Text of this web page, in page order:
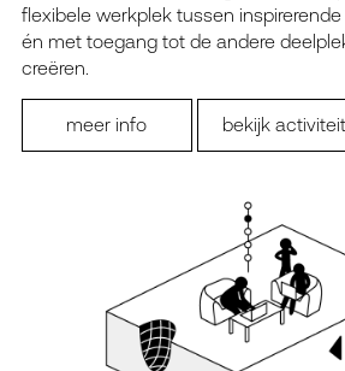
flexibele werkplek tussen
én met toegang tot de andere
creëren.
meer info bekijk